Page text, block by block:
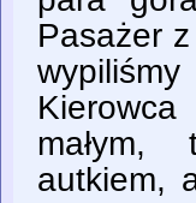
Pasażer
małym,
autkiem,